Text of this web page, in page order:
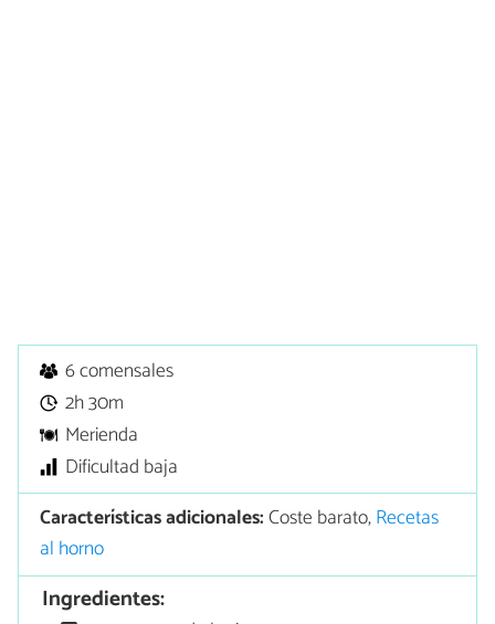
6 comensales
2h 30m
Merienda
Dificultad baja
Características adicionales:Coste barato,Recetas
al horno
Ingredientes: